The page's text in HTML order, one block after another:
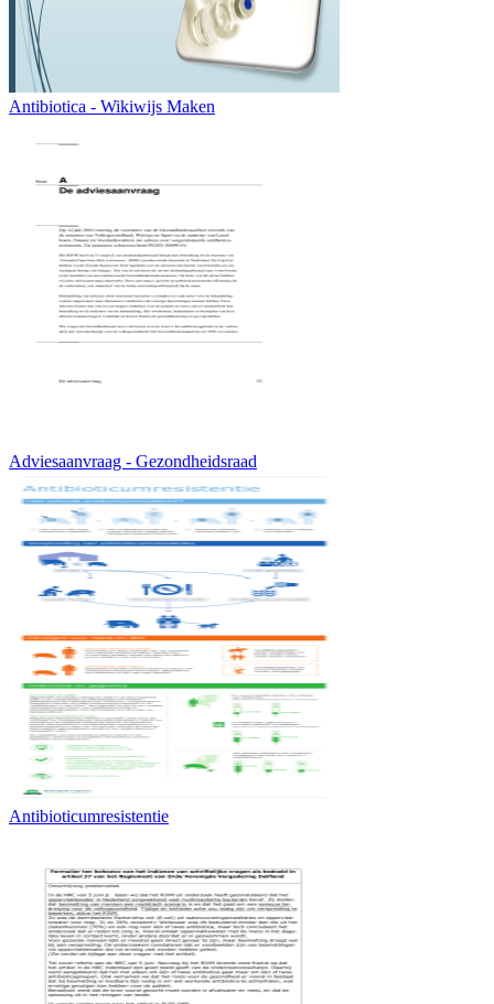
Antibiotica - Wikiwijs Maken
Adviesaanvraag - Gezondheidsraad
Antibioticumresistentie